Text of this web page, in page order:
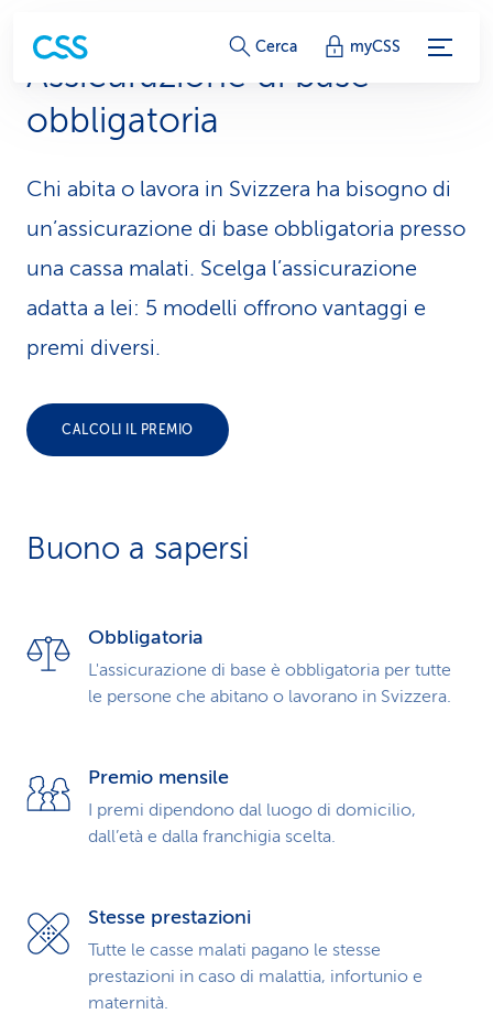
c
o
l
e
g
a
n
d
s
e
v
i
i
o
Cerca myCSS
Assicurazione di base
obbligatoria
Chi abita o lavora in Svizzera ha bisogno di
un’assicurazione di base obbligatoria presso
una cassa malati. Scelga l’assicurazione
adatta a lei: 5 modelli offrono vantaggi e
premi diversi.
CALCOLI IL PREMIO
Buono a sapersi
Obbligatoria
L'assicurazione di base è obbligatoria per tutte
le persone che abitano o lavorano in Svizzera.
Premio mensile
I premi dipendono dal luogo di domicilio,
dall’età e dalla franchigia scelta.
Stesse prestazioni
Tutte le casse malati pagano le stesse
prestazioni in caso di malattia, infortunio e
maternità.